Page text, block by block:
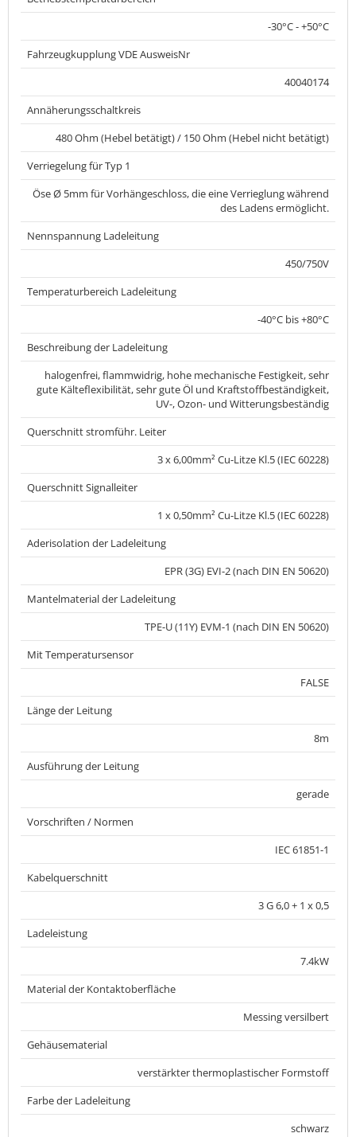
-30°C - +50°C
Fahrzeugkupplung VDE AusweisNr
40040174
Annäherungsschaltkreis
480 Ohm (Hebel betätigt) / 150 Ohm (Hebel nicht betätigt)
Verriegelung für Typ 1
Öse Ø 5mm für Vorhängeschloss, die eine Verrieglung während
des Ladens ermöglicht.
Nennspannung Ladeleitung
450/750V
Temperaturbereich Ladeleitung
-40°C bis +80°C
Beschreibung der Ladeleitung
halogenfrei, flammwidrig, hohe mechanische Festigkeit, sehr
gute Kälteflexibilität, sehr gute Öl und Kraftstoffbeständigkeit,
UV-, Ozon- und Witterungsbeständig
Querschnitt stromführ. Leiter
3 x 6,00mm² Cu-Litze Kl.5 (IEC 60228)
Querschnitt Signalleiter
1 x 0,50mm² Cu-Litze Kl.5 (IEC 60228)
Aderisolation der Ladeleitung
EPR (3G) EVI-2 (nach DIN EN 50620)
Mantelmaterial der Ladeleitung
TPE-U (11Y) EVM-1 (nach DIN EN 50620)
Mit Temperatursensor
FALSE
Länge der Leitung
8m
Ausführung der Leitung
gerade
Vorschriften / Normen
IEC 61851-1
Kabelquerschnitt
3 G 6,0 + 1 x 0,5
Ladeleistung
7.4kW
Material der Kontaktoberfläche
Messing versilbert
Gehäusematerial
verstärkter thermoplastischer Formstoff
Farbe der Ladeleitung
schwarz